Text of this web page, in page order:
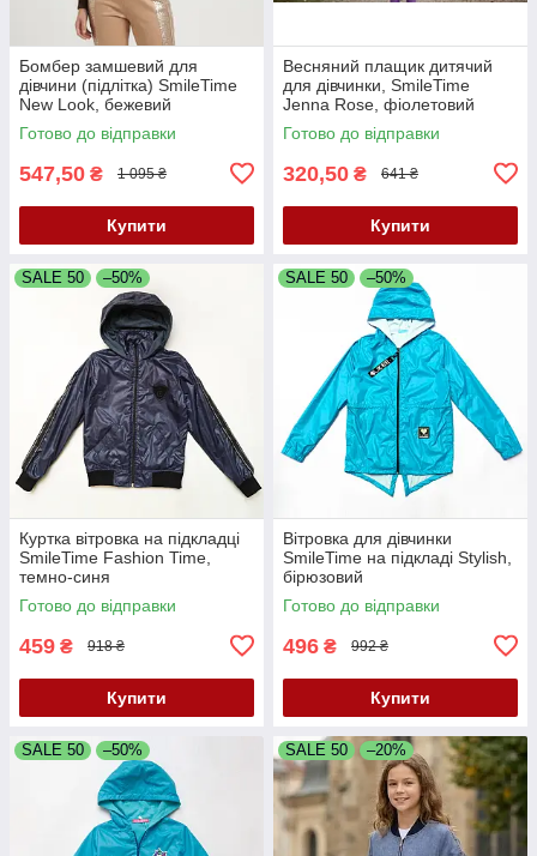
Бомбер замшевий для
дівчини (підлітка) SmileTime
New Look, бежевий
Готово до відправки
547,50 ₴ 1 095 ₴
Купити
Весняний плащик дитячий
для дівчинки, SmileTime
Jenna Rose, фіолетовий
Готово до відправки
320,50 ₴ 641 ₴
Купити
SALE 50 –50%
Куртка вітровка на підкладці
SmileTime Fashion Time,
темно-синя
Готово до відправки
459 ₴ 918 ₴
Купити
SALE 50 –50%
Вітровка для дівчинки
SmileTime на підкладі Stylish,
бірюзовий
Готово до відправки
496 ₴ 992 ₴
Купити
SALE 50 –50% SALE 50 –20%